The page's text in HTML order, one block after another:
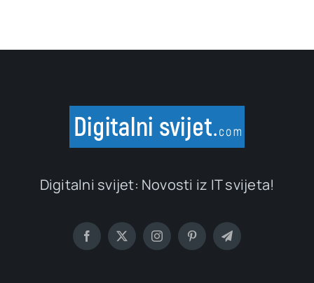
Digitalni svijet: Novosti iz IT svijeta!